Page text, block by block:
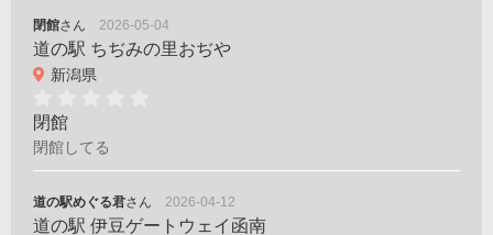
閉館さん 2026-05-04
道の駅 ちぢみの里おぢや
新潟県
閉館
閉館してる
道の駅めぐる君さん 2026-04-12
道の駅 伊豆ゲートウェイ函南